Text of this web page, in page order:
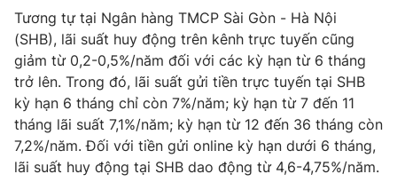
Phim VTV
Hậu trường
Nhân vật
Khán giả
Giải sao mai
Giải trí
Điện ảnh
Âm nhạc
Sao
Đời sống
Du lịch
Làm đẹp
Giáo dục
Tuyển sinh
Công nghệ
Tương tự tại Ngân hàng TMCP Sài Gòn - Hà Nội
(SHB), lãi suất huy động trên kênh trực tuyến cũng
giảm từ 0,2-0,5%/năm đối với các kỳ hạn từ 6 tháng
trở lên. Trong đó, lãi suất gửi tiền trực tuyến tại SHB
kỳ hạn 6 tháng chỉ còn 7%/năm; kỳ hạn từ 7 đến 11
tháng lãi suất 7,1%/năm; kỳ hạn từ 12 đến 36 tháng còn
7,2%/năm. Đối với tiền gửi online kỳ hạn dưới 6 tháng,
lãi suất huy động tại SHB dao động từ 4,6-4,75%/năm.